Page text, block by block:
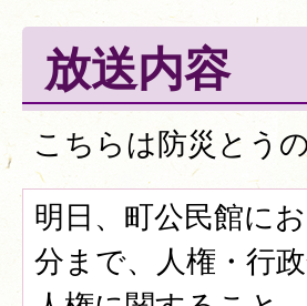
放送内容
こちらは防災とう
明日、町公民館に
分まで、人権・行